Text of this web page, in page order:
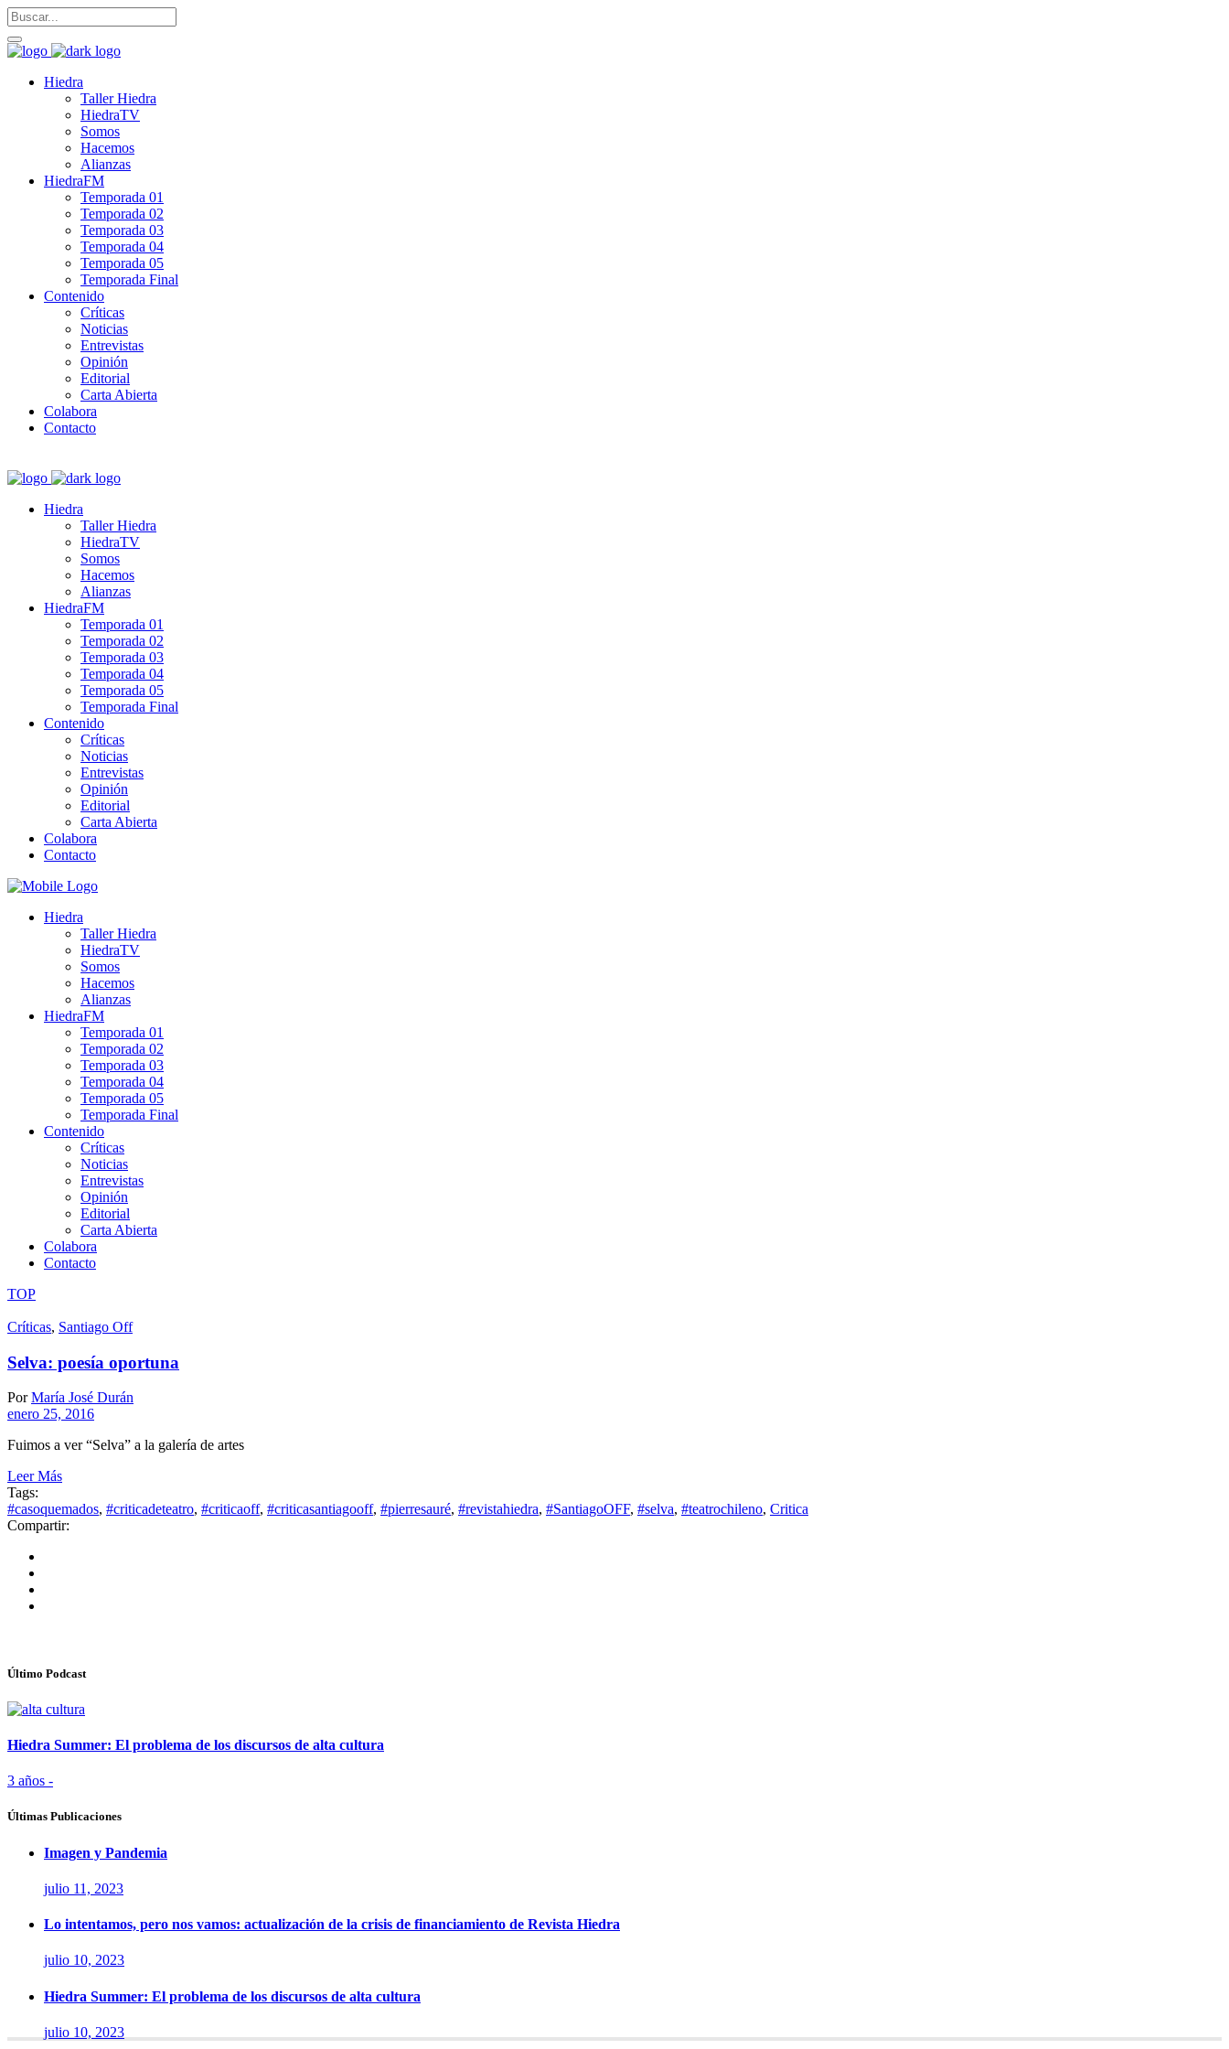
Hiedra
Taller Hiedra
HiedraTV
Somos
Hacemos
Alianzas
HiedraFM
Temporada 01
Temporada 02
Temporada 03
Temporada 04
Temporada 05
Temporada Final
Contenido
Críticas
Noticias
Entrevistas
Opinión
Editorial
Carta Abierta
Colabora
Contacto
Hiedra
Taller Hiedra
HiedraTV
Somos
Hacemos
Alianzas
HiedraFM
Temporada 01
Temporada 02
Temporada 03
Temporada 04
Temporada 05
Temporada Final
Contenido
Críticas
Noticias
Entrevistas
Opinión
Editorial
Carta Abierta
Colabora
Contacto
Hiedra
Taller Hiedra
HiedraTV
Somos
Hacemos
Alianzas
HiedraFM
Temporada 01
Temporada 02
Temporada 03
Temporada 04
Temporada 05
Temporada Final
Contenido
Críticas
Noticias
Entrevistas
Opinión
Editorial
Carta Abierta
Colabora
Contacto
TOP
Críticas, Santiago Off
Selva: poesía oportuna
PorMaría José Durán
enero 25, 2016
Fuimos a ver “Selva” a la galería de artes
Leer Más
Tags:
#casoquemados, #criticadeteatro, #criticaoff, #criticasantiagooff, #pierresauré, #revistahiedra, #SantiagoOFF, #selva, #teatrochileno, Critica
Compartir:
Último Podcast
Hiedra Summer: El problema de los discursos de alta cultura
3 años -
Últimas Publicaciones
Imagen y Pandemia
julio 11, 2023
Lo intentamos, pero nos vamos: actualización de la crisis de financiamiento de Revista Hiedra
julio 10, 2023
Hiedra Summer: El problema de los discursos de alta cultura
julio 10, 2023